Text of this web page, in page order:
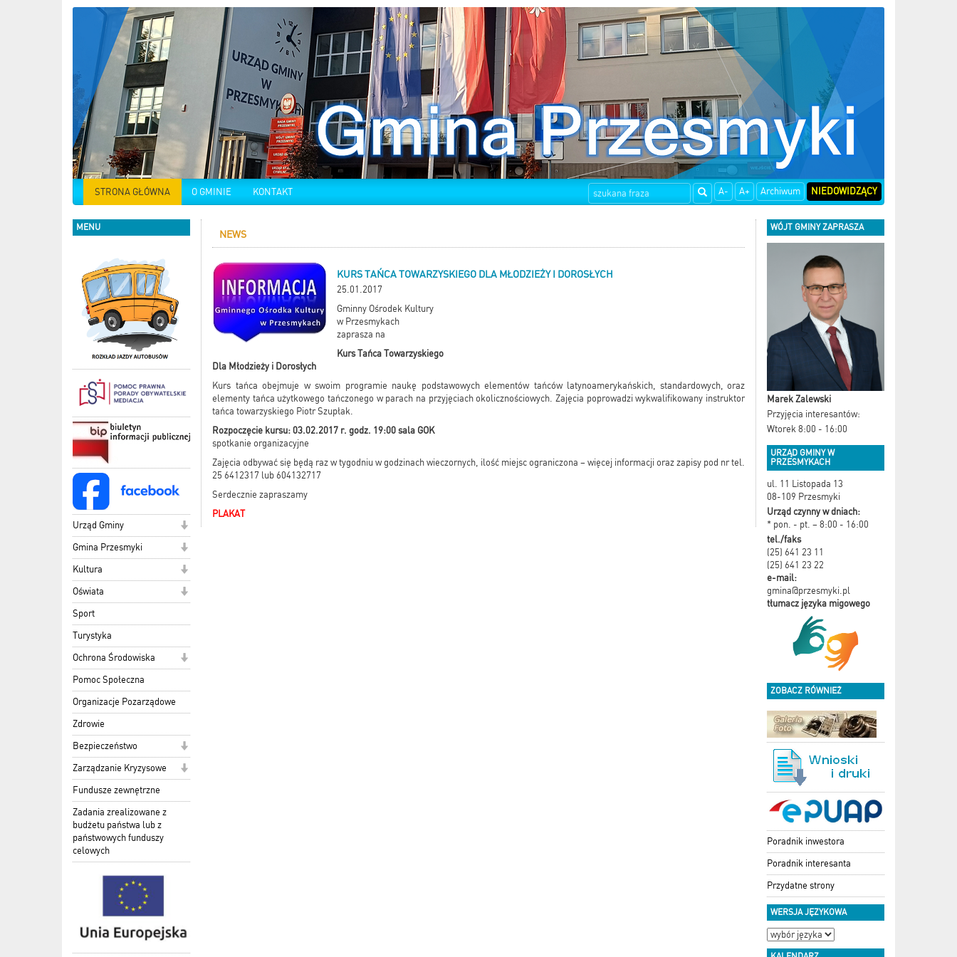
STRONA GŁÓWNA O GMINIE KONTAKT A- A+ Archiwum NIEDOWIDZĄCY
MENU
Urząd Gminy
Gmina Przesmyki
Kultura
Oświata
Sport
Turystyka
Ochrona Środowiska
Pomoc Społeczna
Organizacje Pozarządowe
Zdrowie
Bezpieczeństwo
Zarządzanie Kryzysowe
Fundusze zewnętrzne
Zadania zrealizowane z
budżetu państwa lub z
państwowych funduszy
celowych
NEWS
KURS TAŃCA TOWARZYSKIEGO DLA MŁODZIEŻY I DOROSŁYCH
25.01.2017
Gminny Ośrodek Kultury
w Przesmykach
zaprasza na
Kurs Tańca Towarzyskiego
Dla Młodzieży i Dorosłych
Kurs tańca obejmuje w swoim programie naukę podstawowych elementów tańców latynoamerykańskich, standardowych, oraz
elementy tańca użytkowego tańczonego w parach na przyjęciach okolicznościowych. Zajęcia poprowadzi wykwalifikowany instruktor
tańca towarzyskiego Piotr Szupłak.
Rozpoczęcie kursu: 03.02.2017 r. godz. 19:00 sala GOK
spotkanie organizacyjne
Zajęcia odbywać się będą raz w tygodniu w godzinach wieczornych, ilość miejsc ograniczona – więcej informacji oraz zapisy pod nr tel.
25 6412317 lub 604132717
Serdecznie zapraszamy
PLAKAT
WÓJT GMINY ZAPRASZA
Marek Zalewski
Przyjęcia interesantów:
Wtorek 8:00 - 16:00
URZĄD GMINY W
PRZESMYKACH
ul. 11 Listopada 13
08-109 Przesmyki
Urząd czynny w dniach:
* pon. - pt. – 8:00 - 16:00
tel./faks
(25) 641 23 11
(25) 641 23 22
e-mail:
gmina@przesmyki.pl
tłumacz języka migowego
ZOBACZ RÓWNIEŻ
Poradnik inwestora
Poradnik interesanta
Przydatne strony
WERSJA JĘZYKOWA